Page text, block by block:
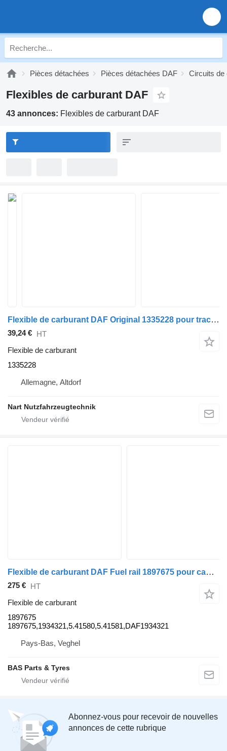
Pièces détachées Pièces détachées DAF Circuits de
Flexibles de carburant DAF
43 annonces: Flexibles de carburant DAF
Flexible de carburant DAF Original 1335228 pour tracteur routier DAF XF 95
39,24 € HT
Flexible de carburant
1335228
Allemagne, Altdorf
Nart Nutzfahrzeugtechnik
Flexible de carburant DAF Fuel rail 1897675 pour camion DAF
275 € HT
Flexible de carburant
1897675
1897675,1934321,5.41580,5.41581,DAF1934321
Pays-Bas, Veghel
BAS Parts & Tyres
Abonnez-vous pour recevoir de nouvelles
annonces de cette rubrique